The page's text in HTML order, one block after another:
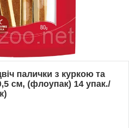
палички з куркою та
см, (флоупак) 14 упак./